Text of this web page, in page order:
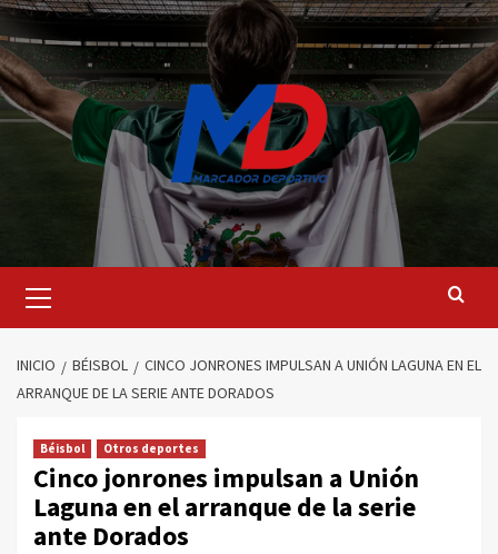
Saltar
al
contenido
principal
INICIO BÉISBOL
CINCO JONRONES IMPULSAN A UNIÓN LAGUNA EN EL
ARRANQUE DE LA SERIE ANTE DORADOS
Béisbol Otros deportes
Cinco jonrones impulsan a Unión
Laguna en el arranque de la serie
ante Dorados